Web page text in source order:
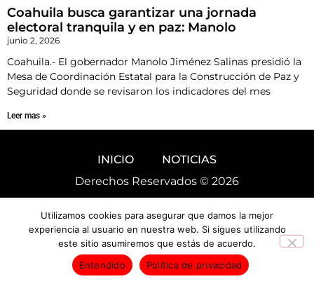
Coahuila busca garantizar una jornada
electoral tranquila y en paz: Manolo
junio 2, 2026
Coahuila.- El gobernador Manolo Jiménez Salinas presidió la
Mesa de Coordinación Estatal para la Construcción de Paz y
Seguridad donde se revisaron los indicadores del mes
Leer mas »
INICIO
NOTICIAS
Derechos Reservados © 2026
Utilizamos cookies para asegurar que damos la mejor
experiencia al usuario en nuestra web. Si sigues utilizando
este sitio asumiremos que estás de acuerdo.
Entendido
Política de privacidad